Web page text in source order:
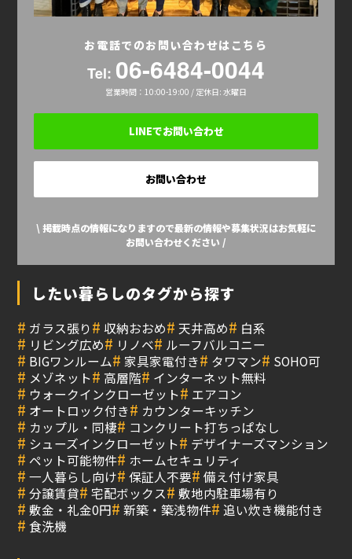
お電話でのお問い合わせはこちら
Tel: 06-6484-0044
営業時間：10:00-19:00 / 定休日: 水曜日
LINEでお問い合わせ
お問い合わせ
\ 掲載時点の情報になりますので最新の情報や募集状況はお気軽に
お問い合わせください /
したい暮らしのタグから探す
# ガラス張り# 収納おおめ# 天井高め# 白系
# リビング広め# リノベ# ルーフバルコニー
# BIGワンルーム# 家具家電付き# タワマン# SOHO可
# メゾネット# 高層階# インターネット無料
# ウォークインクローゼット# エアコン
# オートロック付き# カウンターキッチン
# カップル・同棲# コンクリート打ちっぱなし
# シューズインクローゼット# デザイナーズマンション
# ペット可能物件# ホームセキュリティ
# 一人暮らし向け# 保証人不要# 備え付け家具
# 分譲賃貸# 宅配ボックス# 敷地内駐車場有り
# 敷金・礼金0円# 新築・築浅物件# 追い炊き機能付き
# 食洗機